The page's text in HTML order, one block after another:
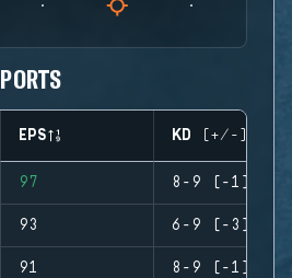
EPS KD (+/-)
97 8-9 (-1)
93 6-9 (-3)
91 8-9 (-1)